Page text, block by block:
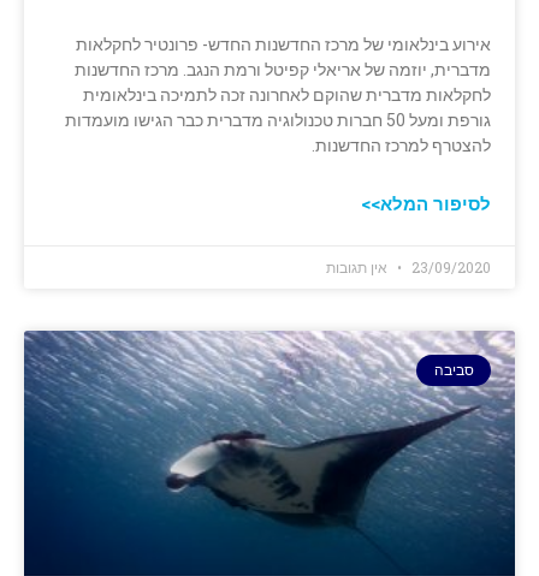
אירוע בינלאומי של מרכז החדשנות החדש- פרונטיר לחקלאות
מדברית, יוזמה של אריאלי קפיטל ורמת הנגב. מרכז החדשנות
לחקלאות מדברית שהוקם לאחרונה זכה לתמיכה בינלאומית
גורפת ומעל 50 חברות טכנולוגיה מדברית כבר הגישו מועמדות
להצטרף למרכז החדשנות.
לסיפור המלא>>
23/09/2020 אין תגובות
סביבה